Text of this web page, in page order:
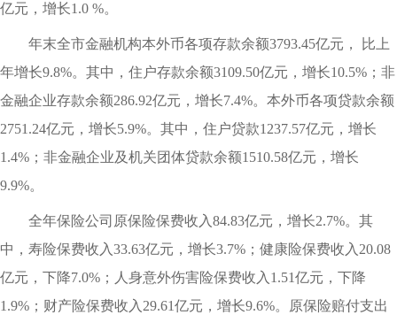
亿元，增长1.0 %。
年末全市金融机构本外币各项存款余额3793.45亿元， 比上
年增长9.8%。其中，住户存款余额3109.50亿元，增长10.5%；非
金融企业存款余额286.92亿元，增长7.4%。本外币各项贷款余额
2751.24亿元，增长5.9%。其中，住户贷款1237.57亿元，增长
1.4%；非金融企业及机关团体贷款余额1510.58亿元，增长
9.9%。
全年保险公司原保险保费收入84.83亿元，增长2.7%。其
中，寿险保费收入33.63亿元，增长3.7%；健康险保费收入20.08
亿元，下降7.0%；人身意外伤害险保费收入1.51亿元，下降
1.9%；财产险保费收入29.61亿元，增长9.6%。原保险赔付支出